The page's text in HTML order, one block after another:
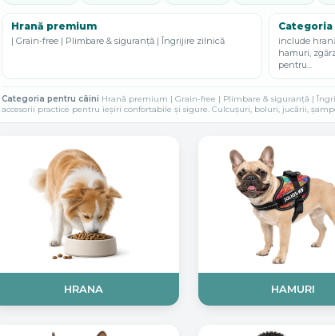
Hrană premium
| Grain-free | Plimbare & siguranță | Îngrijire zilnică
include
hamuri,
pentru...
Categoria pentru câini Hrană premium | Grain-free | Plimbare & siguranță |
accesorii practice pentru ieșiri confortabile și sigure. Culcușuri, boluri, jucării,
HRANA HAMURI